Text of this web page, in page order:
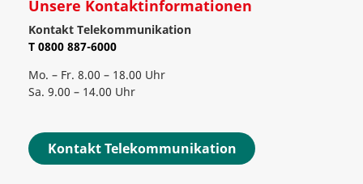
Unsere Kontaktinformationen
Kontakt Telekommunikation
T 0800 887-6000
Mo. – Fr. 8.00 – 18.00 Uhr
Sa. 9.00 – 14.00 Uhr
Kontakt Telekommunikation